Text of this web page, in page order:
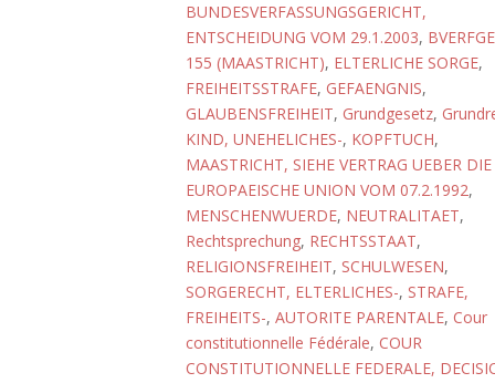
BUNDESVERFASSUNGSGERICHT,
ENTSCHEIDUNG VOM 29.1.2003,
155 (MAASTRICHT), ELTERLICHE SORGE,
FREIHEITSSTRAFE, GEFAENGNIS,
GLAUBENSFREIHEIT, Grundgesetz,
KIND, UNEHELICHES-, KOPFTUCH,
MAASTRICHT, SIEHE VERTRAG UEBER DIE
EUROPAEISCHE UNION VOM 07.2.1992,
MENSCHENWUERDE, NEUTRALITAET,
Rechtsprechung, RECHTSSTAAT,
RELIGIONSFREIHEIT, SCHULWESEN,
SORGERECHT, ELTERLICHES-, STRAFE,
FREIHEITS-, AUTORITE PARENTALE, Cour
constitutionnelle Fédérale, COUR
CONSTITUTIONNELLE FEDERALE,